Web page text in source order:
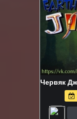
Червяк